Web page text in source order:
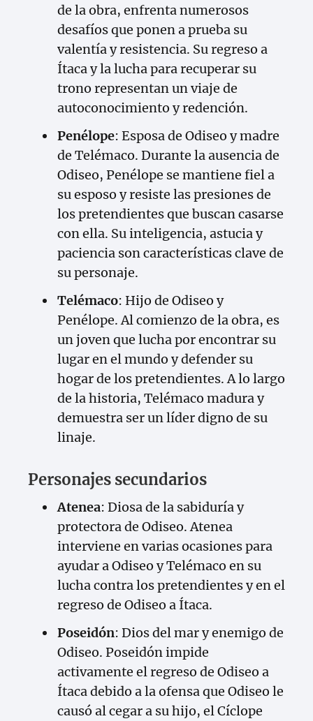
de la obra, enfrenta numerosos
desafíos que ponen a prueba su
valentía y resistencia. Su regreso a
Ítaca y la lucha para recuperar su
trono representan un viaje de
autoconocimiento y redención.
Penélope: Esposa de Odiseo y madre
de Telémaco. Durante la ausencia de
Odiseo, Penélope se mantiene fiel a
su esposo y resiste las presiones de
los pretendientes que buscan casarse
con ella. Su inteligencia, astucia y
paciencia son características clave de
su personaje.
Telémaco: Hijo de Odiseo y
Penélope. Al comienzo de la obra, es
un joven que lucha por encontrar su
lugar en el mundo y defender su
hogar de los pretendientes. A lo largo
de la historia, Telémaco madura y
demuestra ser un líder digno de su
linaje.
Personajes secundarios
Atenea: Diosa de la sabiduría y
protectora de Odiseo. Atenea
interviene en varias ocasiones para
ayudar a Odiseo y Telémaco en su
lucha contra los pretendientes y en el
regreso de Odiseo a Ítaca.
Poseidón: Dios del mar y enemigo de
Odiseo. Poseidón impide
activamente el regreso de Odiseo a
Ítaca debido a la ofensa que Odiseo le
causó al cegar a su hijo, el Cíclope